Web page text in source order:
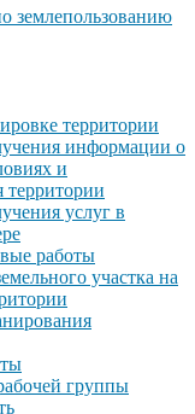
землепользованию
территории
информации о
и
территории
услуг в
работы
участка на
группы